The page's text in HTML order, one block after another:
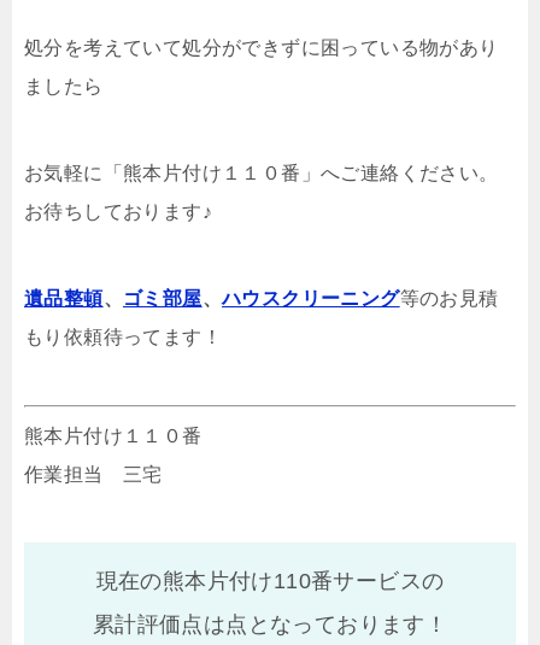
処分を考えていて処分ができずに困っている物があり
ましたら
お気軽に「熊本片付け１１０番」へご連絡ください。
お待ちしております♪
遺品整頓、 ゴミ部屋、ハウスクリーニング等のお見積
もり依頼待ってます！
熊本片付け１１０番
作業担当 三宅
現在の熊本片付け110番サービスの
累計評価点は点となっております！